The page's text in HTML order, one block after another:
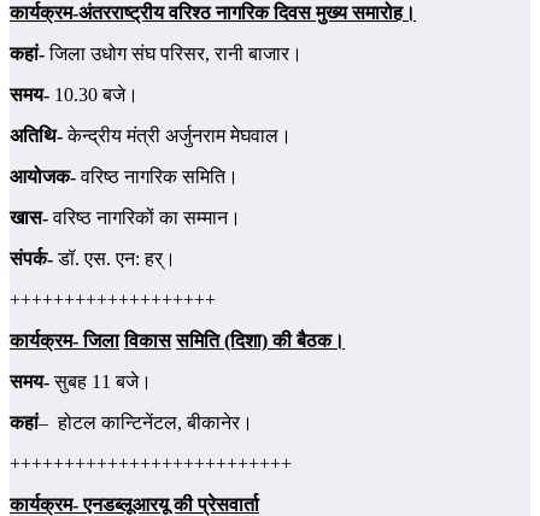
कार्यक्रम-अंतरराष्‍ट्रीय वरिश्ठ नागरिक दिवस मुख्‍य समारोह।
कहां-जिला उधोग संघ परिसर, रानी बाजार।
समय- 10.30 बजे।
अतिथि-केन्‍द्रीय मंत्री अर्जुनराम मेघवाल।
आयोजक-वरिष्‍ठ नागरिक समिति।
खास-वरिष्‍ठ नागरिकों का सम्‍मान।
संपर्क-डॉ. एस. एन: हर्।
+++++++++++++++++++
कार्यक्रम- जिला विकास समिति(दिशा) की बैठक।
समय-सुबह 11 बजे।
कहां– होटल कान्टिनेंटल, बीकानेर।
++++++++++++++++++++++++++
कार्यक्रम- एनडब्लूआरयू की प्रेसवार्ता